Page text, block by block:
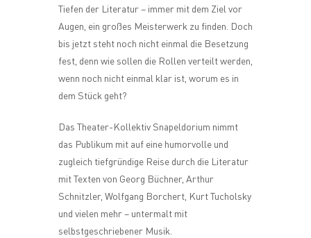
Tiefen der Literatur – immer mit dem Ziel vor
Augen, ein großes Meisterwerk zu finden. Doch
bis jetzt steht noch nicht einmal die Besetzung
fest, denn wie sollen die Rollen verteilt werden,
wenn noch nicht einmal klar ist, worum es in
dem Stück geht?
Das Theater-Kollektiv Snapeldorium nimmt
das Publikum mit auf eine humorvolle und
zugleich tiefgründige Reise durch die Literatur
mit Texten von Georg Büchner, Arthur
Schnitzler, Wolfgang Borchert, Kurt Tucholsky
und vielen mehr – untermalt mit
selbstgeschriebener Musik.